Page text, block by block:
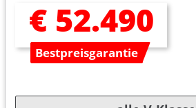
€ 52.490
Bestpreisgarantie